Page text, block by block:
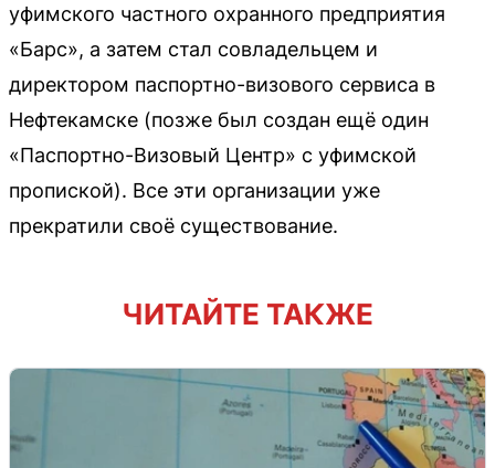
уфимского частного охранного предприятия
«Барс», а затем стал совладельцем и
директором паспортно-визового сервиса в
Нефтекамске (позже был создан ещё один
«Паспортно-Визовый Центр» с уфимской
пропиской). Все эти организации уже
прекратили своё существование.
ЧИТАЙТЕ ТАКЖЕ